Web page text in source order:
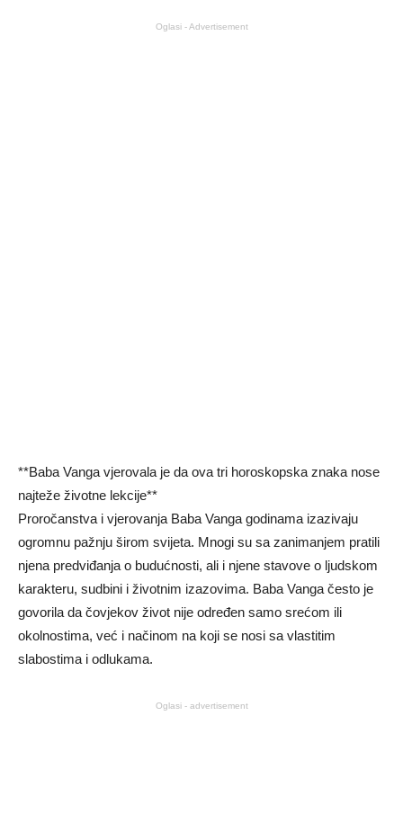
Oglasi - Advertisement
**Baba Vanga vjerovala je da ova tri horoskopska znaka nose
najteže životne lekcije**
Proročanstva i vjerovanja Baba Vanga godinama izazivaju
ogromnu pažnju širom svijeta. Mnogi su sa zanimanjem pratili
njena predviđanja o budućnosti, ali i njene stavove o ljudskom
karakteru, sudbini i životnim izazovima. Baba Vanga često je
govorila da čovjekov život nije određen samo srećom ili
okolnostima, već i načinom na koji se nosi sa vlastitim
slabostima i odlukama.
Oglasi - advertisement